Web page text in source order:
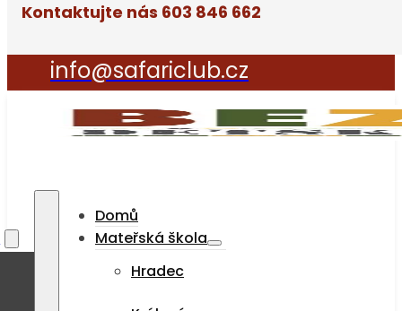
Kontaktujte nás 603 846 662
info@safariclub.cz
Domů
Mateřská škola
Hradec